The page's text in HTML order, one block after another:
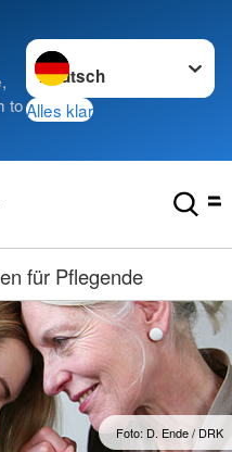
to
Sprache wechseln zu
Alles klar
für Pflegende
Foto: D. Ende / DRK